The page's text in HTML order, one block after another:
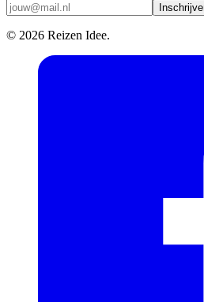
© 2026 Reizen Idee.